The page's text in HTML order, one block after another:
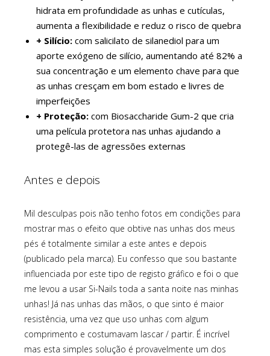
hidrata em profundidade as unhas e cutículas,
aumenta a flexibilidade e reduz o risco de quebra
+ Silício: com salicilato de silanediol para um
aporte exógeno de silício, aumentando até 82% a
sua concentração e um elemento chave para que
as unhas cresçam em bom estado e livres de
imperfeições
+ Proteção: com Biosaccharide Gum-2 que cria
uma película protetora nas unhas ajudando a
protegê-las de agressões externas
Antes e depois
Mil desculpas pois não tenho fotos em condições para
mostrar mas o efeito que obtive nas unhas dos meus
pés é totalmente similar a este antes e depois
(publicado pela marca). Eu confesso que sou bastante
influenciada por este tipo de registo gráfico e foi o que
me levou a usar Si-Nails toda a santa noite nas minhas
unhas! Já nas unhas das mãos, o que sinto é maior
resistência, uma vez que uso unhas com algum
comprimento e costumavam lascar / partir. É incrível
mas esta simples solução é provavelmente um dos